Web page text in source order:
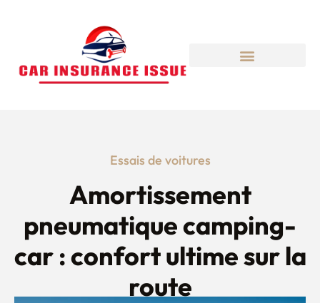
Essais de voitures
Amortissement
pneumatique camping-
car : confort ultime sur la
route